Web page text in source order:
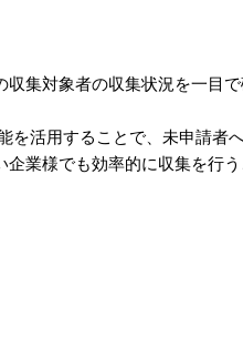
集対象者の収集状況を一目
を活用することで、未申請者
業様でも効率的に収集を行